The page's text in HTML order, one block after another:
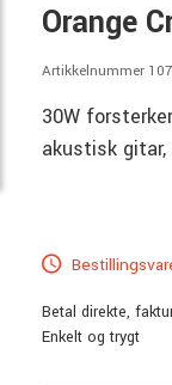
Orange
Artikkelnummer
30W
akustisk
Betal direkte,
Enkelt og trygt